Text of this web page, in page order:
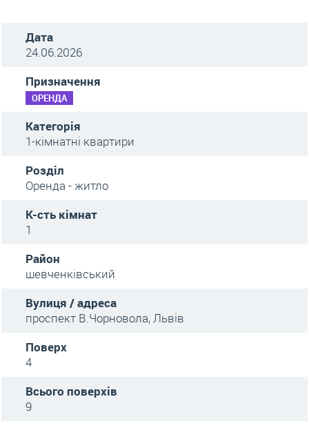
Дата
24.06.2026
Призначення
ОРЕНДА
Категорія
1-кімнатні квартири
Розділ
Оренда - житло
К-сть кімнат
1
Район
шевченківський
Вулиця / адреса
проспект В.Чорновола, Львів
Поверх
4
Всього поверхів
9